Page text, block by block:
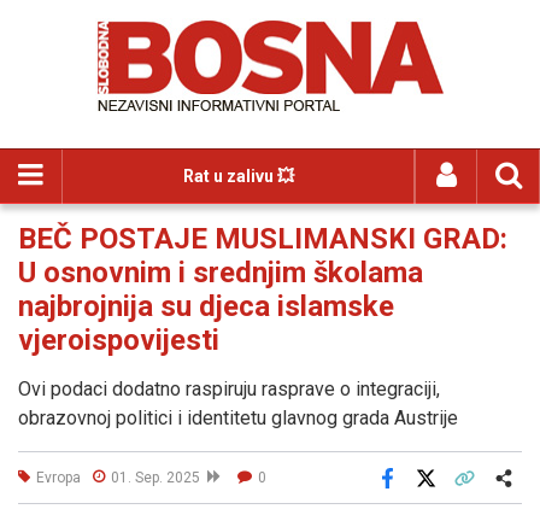
Rat u zalivu 💥
BEČ POSTAJE MUSLIMANSKI GRAD:
U osnovnim i srednjim školama
najbrojnija su djeca islamske
vjeroispovijesti
Ovi podaci dodatno raspiruju rasprave o integraciji,
obrazovnoj politici i identitetu glavnog grada Austrije
Evropa 01. Sep. 2025 0
Facebook